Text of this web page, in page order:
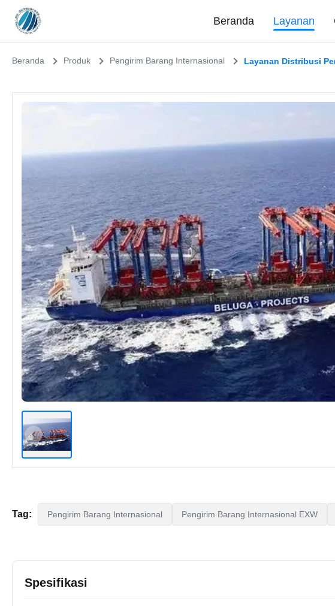
Beranda Layanan
Beranda Produk Pengirim Barang Internasional Layanan Distribusi
Tag: Pengirim Barang Internasional Pengirim Barang Internasional EXW
Spesifikasi